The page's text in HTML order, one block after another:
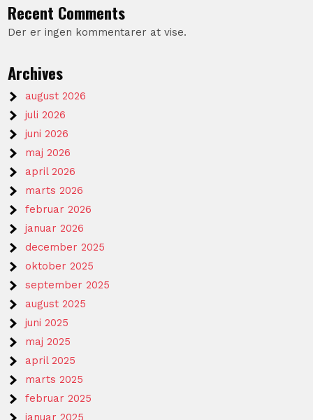
Recent Comments
Der er ingen kommentarer at vise.
Archives
august 2026
juli 2026
juni 2026
maj 2026
april 2026
marts 2026
februar 2026
januar 2026
december 2025
oktober 2025
september 2025
august 2025
juni 2025
maj 2025
april 2025
marts 2025
februar 2025
januar 2025